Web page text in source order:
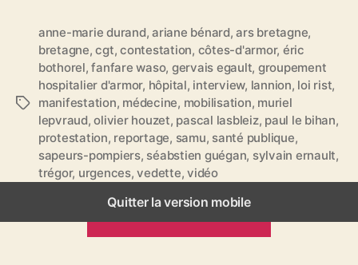
É
t
anne-marie durand,ariane bénard,ars bretagne,
bretagne,cgt,contestation, côtes-d'armor, éric
bothorel,fanfare waso, gervais egault, groupement
hospitalier d'armor, hôpital, interview, lannion, loi rist,
manifestation, médecine, mobilisation, muriel
lepvraud,olivier houzet, pascal lasbleiz, paul le bihan,
protestation, reportage, samu, santé publique,
sapeurs-pompiers, séabstien guégan, sylvain ernault,
trégor, urgences,vedette,vidéo
Quitter la version mobile